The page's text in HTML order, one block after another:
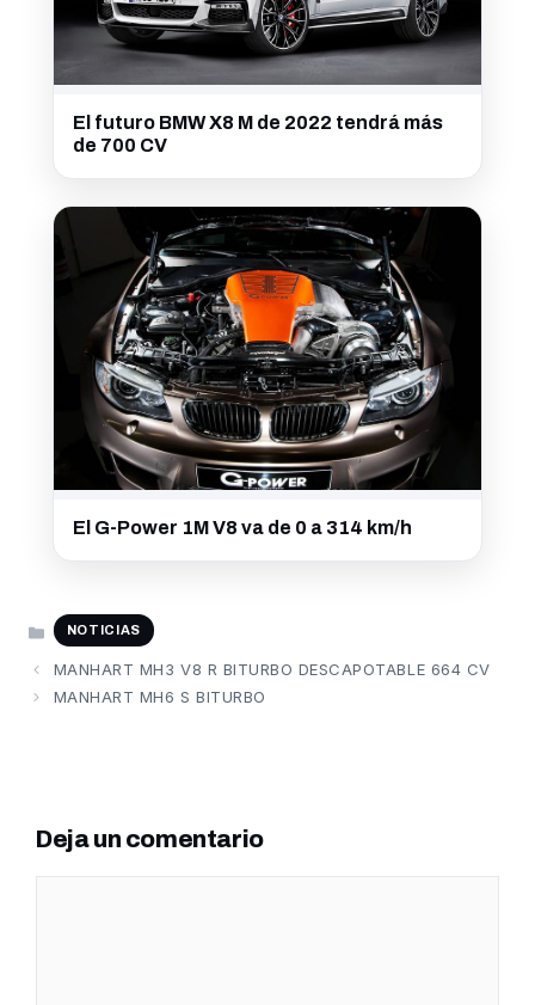
El futuro BMW X8 M de 2022 tendrá más
de 700 CV
El G-Power 1M V8 va de 0 a 314 km/h
CATEGORÍAS
NOTICIAS
MANHART MH3 V8 R BITURBO DESCAPOTABLE 664 CV
MANHART MH6 S BITURBO
Deja un comentario